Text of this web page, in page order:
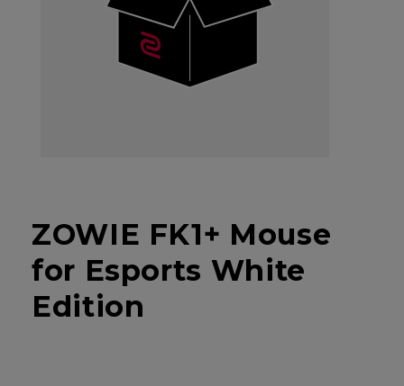
ZOWIE FK1+ Mouse
for Esports White
Edition